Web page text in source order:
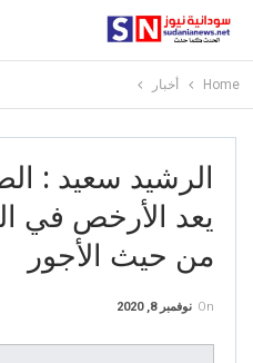
Home أخبار
الرشيد سعيد :
يعد الأرخص في
من حيث الأجور
On نوفمبر 8, 2020